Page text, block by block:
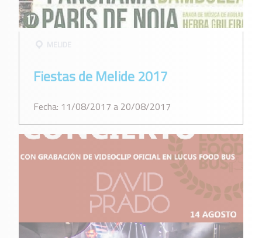
Fiestas de Melide 2017
Fecha: 11/08/2017 a 20/08/2017